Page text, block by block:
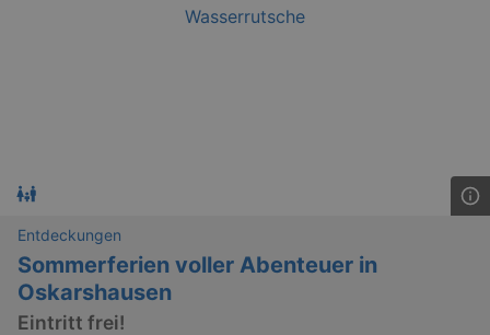
Entdeckungen
Sommerferien voller Abenteuer in
Oskarshausen
Eintritt frei!